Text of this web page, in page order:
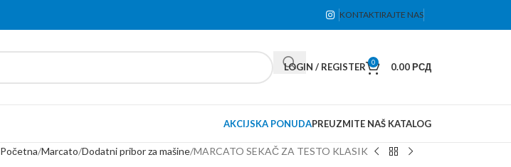
KONTAKTIRAJTE NAS
LOGIN / REGISTER 0 0.00РСД
AKCIJSKA PONUDAPREUZMITE NAŠ KATALOG
Početna Marcato Dodatni pribor za mašine MARCATO SEKAČ ZA TESTO KLASIK